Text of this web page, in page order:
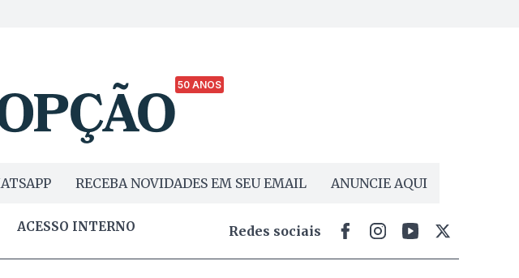
50 ANOS
RECEBA NOVIDADES EM SEU EMAIL ANUNCIE AQUI
ACESSO INTERNO Redes sociais